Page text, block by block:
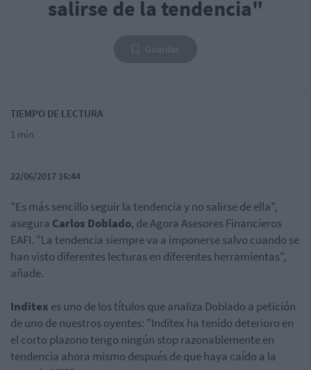
salirse de la tendencia"
TIEMPO DE LECTURA
1 min
22/06/2017 16:44
"Es más sencillo seguir la tendencia y no salirse de ella",
asegura Carlos Doblado, de Agora Asesores Financieros
EAFI. "La tendencia siempre va a imponerse salvo cuando se
han visto diferentes lecturas en diferentes herramientas",
añade.
Inditex es uno de los títulos que analiza Doblado a petición
de uno de nuestros oyentes: "Inditex ha tenido deterioro en
el corto plazono tengo ningún stop razonablemente en
tendencia ahora mismo después de que haya caído a la